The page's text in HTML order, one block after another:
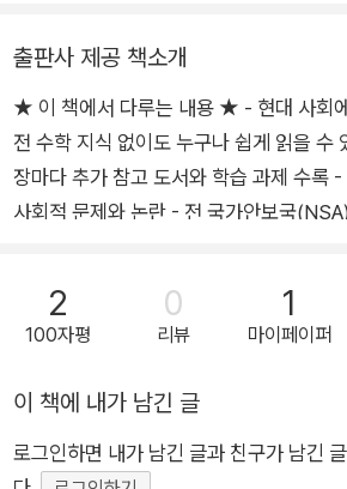
기고했으며, 영국 최고의 과학축제 중 하나
전 채널 〈인터Inter〉, 중국 국영 방송사 〈중
央电视台〉에 명사로 출연했다. 주요 저서로
래피 2/e》이 있다.
0)가 있고, 번역서로는 에이콘출판사에서 출
AI 딜레마』(2025), 『통계의 함정』(2024),
『어둠 속의 추적자들』(2023), 『공익을 위한
의 종말은 사이버로부터 온다』(2022), 『프
어떻게 하는가』(2021), 『마크 저커버그의
이』(2017), 『보안의 미학』(2015), 『똑똑
편한 인터넷』(2012), 『디지털 휴머니즘』
터넷 발전과 더불어 점점 더 많은 사람이 암
사용하게 됐다.
암호학은 '정보 보안' 분야의 기본 요소다. 전
약한 환경에서 쉽게 송수신되고 저장된다.
험성도 더욱 커졌다.
정보 보안 사고의 금전적 타격이 클수록 정
다. 암호학은 전자 정보 보호에 필요한 보안
기밀성과 완전성, 인증 절차를 보장하기 위
한다. 암호학 자체가 정보를 보호하지는 않
따라서 암호학은 정보 보안에 관심을 가진 사
중요한 주제다. 암호학이 폭넓게 주목받는
출판사 제공 책소개
★ 이 책에서 다루는 내용 ★ - 현대 사회에서 암호학의 위치 - 사
전 수학 지식 없이도 누구나 쉽게 읽을 수
장마다 추가 참고 도서와 학습 과제 수록
사회적 문제와 논란 - 전 국가안보국
iOS 등 개인용 기기를 보호하기 위한 암
코인의 암호학 배경 - TLS 1.3, LTE, 애플
기술 사례 연구 - SHA3, 인증 암호화 모드
등 암호화 기법 ★ 이 책의 대상 독자 ★ 이 책의 대상 독자는 다
음 몇 가지 범주로 정리할 수 있다. ■ 정보 보안 이용자와 실무
자: 암호학은 디지털 데이터를 안전하게 관
2
100자평
0
리뷰
1
마이페이퍼
이 책에 내가 남긴 글
로그인하면 내가 남긴 글과 친구가 남긴